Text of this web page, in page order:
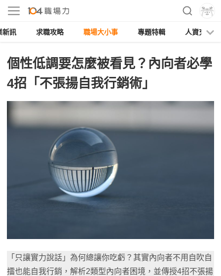
新訊 求職攻略 職場大小事 專題特輯 人資充電
個性低調要怎麼被看見？內向者必學
4招「不張揚自我行銷術」
「只讓實力說話」為何總讓你吃虧？其實內向者不用自吹自
擂也能自我行銷，解析2類型內向者困境，並傳授4招不張揚